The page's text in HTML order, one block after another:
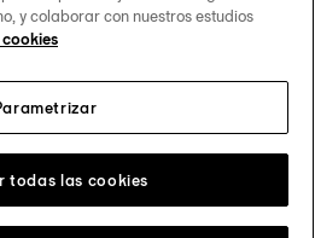
en redes sociales
Tissot Copyrights 2026
y colaborar con nuestros estudios
todas las cookies